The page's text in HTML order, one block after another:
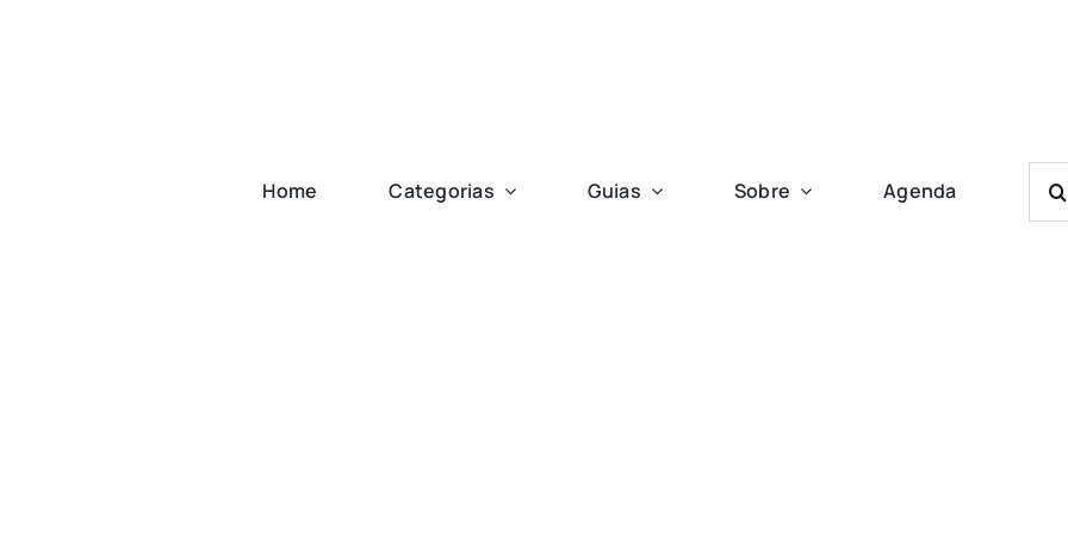
Home Categorias Guias Sobre Agenda